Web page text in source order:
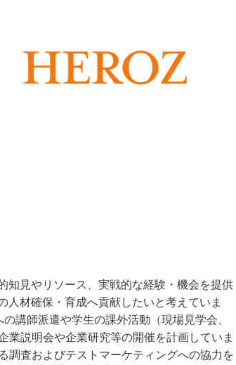
見やリソース、実戦的な経験・機会を提供
人材確保・育成へ貢献したいと考えていま
講師派遣や学生の課外活動（現場見学会、
業説明会や企業研究等の開催を計画していま
調査およびテストマーケティングへの協力を